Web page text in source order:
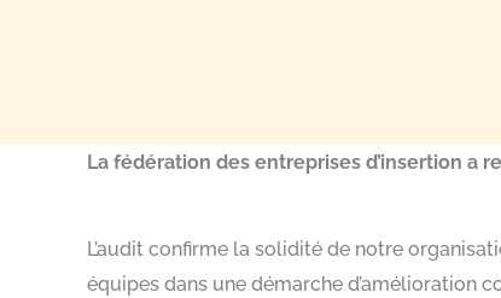
La fédération des entreprises d’insertion a
L’audit confirme la solidité de notre
équipes dans une démarche d’amélioration